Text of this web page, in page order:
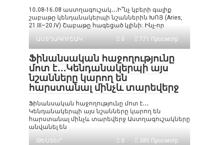
10․08-16․08 աստղագուշակ․․․Ի՞նչ կբերի գալիք
շաբաթը կենդանակերպի նշաններին ԽՈՅ (Aries,
21.III–20.IV) Շաբաթը հագեցած կլինի: Ինչ-որ
ԱՍՏՂԱԳՈՒՇԱԿ
0 771 Просмотр
Ֆինանսական հաջողությունը
մոտ է․․․Կենդանակերպի այս
նշանները կարող են
հարստանալ մինչև տարեվերջ
Ֆինանսական հաջողությունը մոտ է․․․
Կենդանակերպի այս նշանները կարող են
հարստանալ մինչև տարեվերջ Աստղագուշակները
անվանել են
ԹԵՍՏԵՐ
0 385 Просмотр